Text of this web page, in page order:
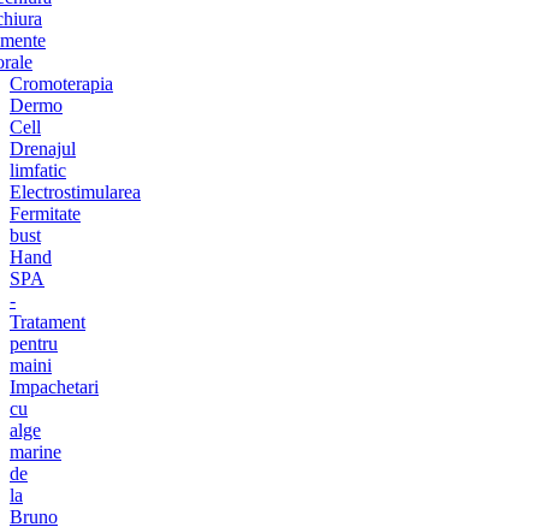
Cromoterapia
Dermo
Cell
Drenajul
limfatic
Electrostimularea
Fermitate
bust
Hand
SPA
-
Tratament
pentru
maini
Impachetari
cu
alge
marine
de
la
Bruno